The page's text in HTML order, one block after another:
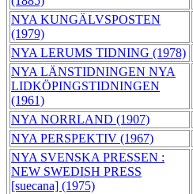
NYA KUNGÄLVSPOSTEN
(1979)
NYA LERUMS TIDNING (1978)
NYA LÄNSTIDNINGEN NYA
LIDKÖPINGSTIDNINGEN
(1961)
NYA NORRLAND (1907)
NYA PERSPEKTIV (1967)
NYA SVENSKA PRESSEN :
NEW SWEDISH PRESS
[suecana] (1975)